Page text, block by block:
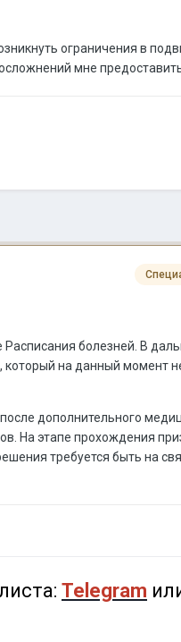
ограничения в
мне
болезней. В
на данный момент
дополнительного
На этапе прохождения
требуется быть на
Telegram